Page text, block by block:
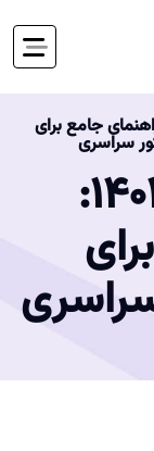
راهنمای جامع برای
سراسری
۱۴۰۴: